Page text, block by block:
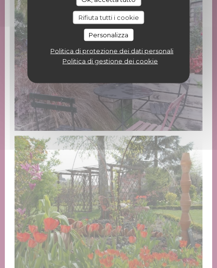
Rifiuta tutti i cookie
Personalizza
Politica di protezione dei dati personali
Politica di gestione dei cookie